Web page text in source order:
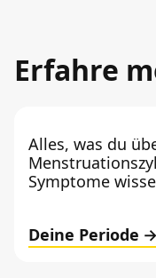
Erfahre
Alles, was du
Symptome
Deine Periode